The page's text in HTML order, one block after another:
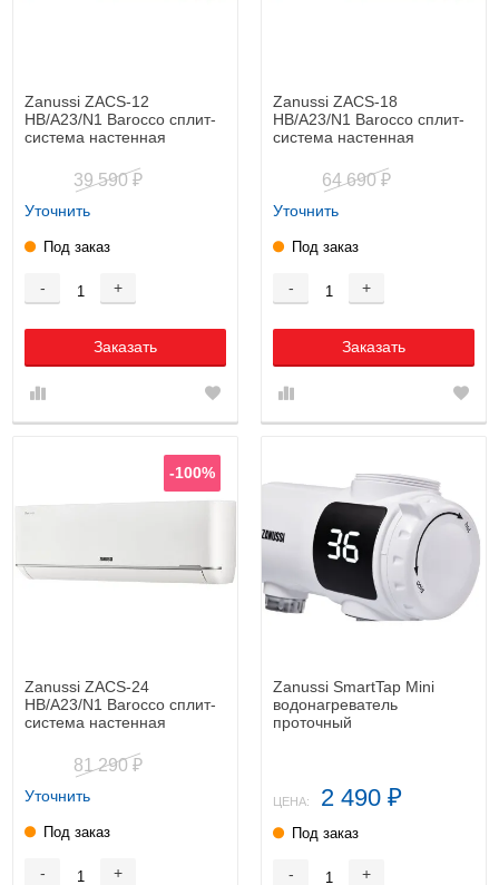
Zanussi ZACS-12
HB/A23/N1 Barocco сплит-
система настенная
39 590 ₽
Уточнить
Под заказ
- +
Заказать
Zanussi ZACS-18
HB/A23/N1 Barocco сплит-
система настенная
64 690 ₽
Уточнить
Под заказ
- +
Заказать
-100%
Zanussi ZACS-24
HB/A23/N1 Barocco сплит-
система настенная
81 290 ₽
Уточнить
Под заказ
- +
Zanussi SmartTap Mini
водонагреватель
проточный
ЦЕНА: 2 490 ₽
Под заказ
- +